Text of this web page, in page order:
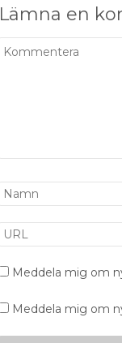
Lämna en
Meddela mig om
Meddela mig om